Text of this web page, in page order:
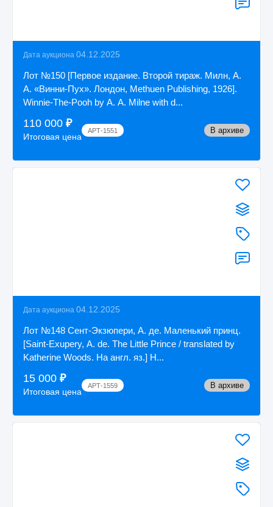
Дата аукциона 04.12.2025
Лот №150 [Первое издание. Второй тираж. Милн, А.
А. «Винни-Пух». Лондон, Methuen Publishing, 1926].
Winnie-The-Pooh by A. A. Milne with d...
110 000 ₽
Итоговая цена
АРТ-1551 В архиве
Дата аукциона 04.12.2025
Лот №148 Сент-Экзюпери, А. де. Маленький принц.
[Saint-Exupery, A. de. The Little Prince / translated by
Katherine Woods. На англ. яз.] Н...
15 000 ₽
Итоговая цена
АРТ-1559 В архиве